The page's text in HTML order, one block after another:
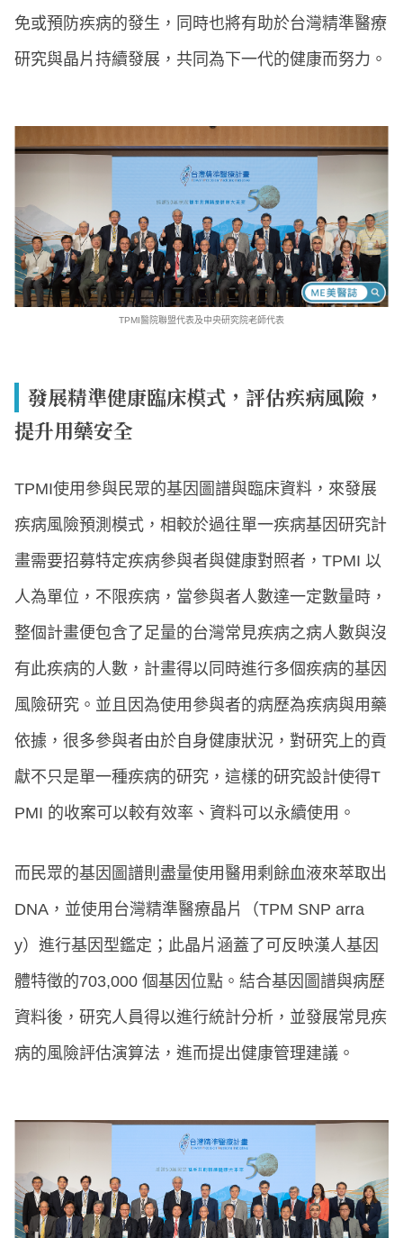
免或預防疾病的發生，同時也將有助於台灣精準醫療
研究與晶片持續發展，共同為下一代的健康而努力。
TPMI醫院聯盟代表及中央研究院老師代表
發展精準健康臨床模式，評估疾病風險，
提升用藥安全
TPMI使用參與民眾的基因圖譜與臨床資料，來發展
疾病風險預測模式，相較於過往單一疾病基因研究計
畫需要招募特定疾病參與者與健康對照者，TPMI 以
人為單位，不限疾病，當參與者人數達一定數量時，
整個計畫便包含了足量的台灣常見疾病之病人數與沒
有此疾病的人數，計畫得以同時進行多個疾病的基因
風險研究。並且因為使用參與者的病歷為疾病與用藥
依據，很多參與者由於自身健康狀況，對研究上的貢
獻不只是單一種疾病的研究，這樣的研究設計使得T
PMI 的收案可以較有效率、資料可以永續使用。
而民眾的基因圖譜則盡量使用醫用剩餘血液來萃取出
DNA，並使用台灣精準醫療晶片（TPM SNP arra
y）進行基因型鑑定；此晶片涵蓋了可反映漢人基因
體特徵的703,000 個基因位點。結合基因圖譜與病歷
資料後，研究人員得以進行統計分析，並發展常見疾
病的風險評估演算法，進而提出健康管理建議。